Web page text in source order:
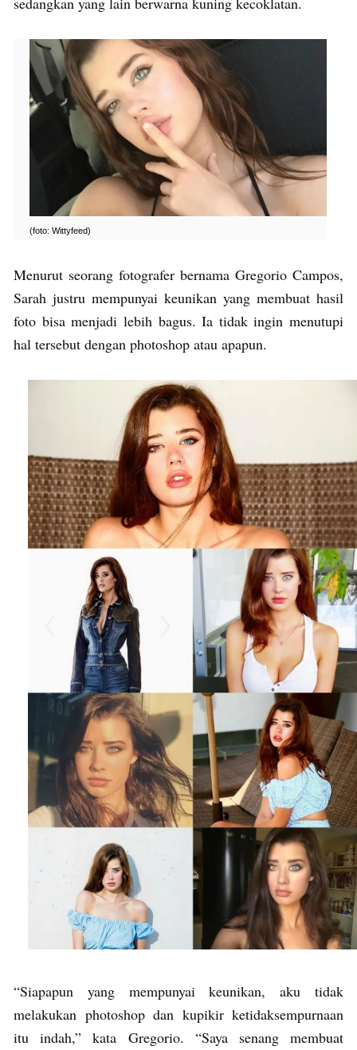
(foto: Wittyfeed)
Menurut seorang fotografer bernama Gregorio Campos,
Sarah justru mempunyai keunikan yang membuat hasil
foto bisa menjadi lebih bagus. Ia tidak ingin menutupi
hal tersebut dengan photoshop atau apapun.
“Siapapun yang mempunyai keunikan, aku tidak
melakukan photoshop dan kupikir ketidaksempurnaan
itu indah,” kata Gregorio. “Saya senang membuat